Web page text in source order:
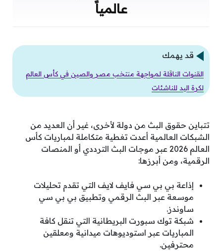
عالمياً
قد يهمك
القنوات الناقلة لمواجهة منتخب مصر والصين في كأس العالم
لكرة اليد للناشئات
تتباين حقوق البث من دولة لأخرى، غير أن العديد من
الشبكات العالمية أعدت تغطية متكاملة لمباريات كأس
العالم 2026 عبر موجات البث الترددي أو المنصات
الرقمية، ومن أبرزها:
إذاعة بي بي سي فايف لايف التي تقدم تحليلات
موسعة عبر البث الرقمي وتطبيق بي بي سي
ساوندز.
شبكة توك سبورت البريطانية التي تنقل كافة
المباريات عبر استوديوهات ميدانية ومعلقين
محترفين.